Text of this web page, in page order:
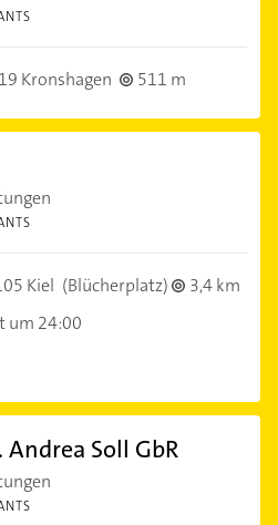
Kronshagen 511 m
Kiel (Blücherplatz)
3,4 km
um 24:00
Andrea Soll GbR